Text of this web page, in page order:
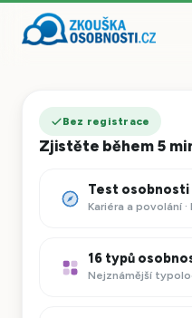
Bez registrace
Zjistěte během 5
Test osobnosti
Kariéra a povolání ·
16 typů
Nejznámější